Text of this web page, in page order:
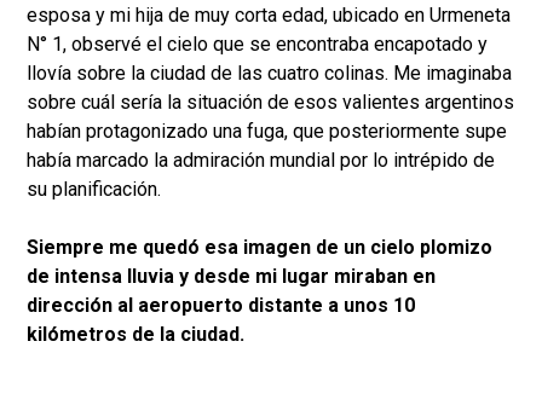
esposa y mi hija de muy corta edad, ubicado en Urmeneta
N° 1, observé el cielo que se encontraba encapotado y
llovía sobre la ciudad de las cuatro colinas. Me imaginaba
sobre cuál sería la situación de esos valientes argentinos
habían protagonizado una fuga, que posteriormente supe
había marcado la admiración mundial por lo intrépido de
su planificación.
Siempre me quedó esa imagen de un cielo plomizo
de intensa lluvia y desde mi lugar miraban en
dirección al aeropuerto distante a unos 10
kilómetros de la ciudad.